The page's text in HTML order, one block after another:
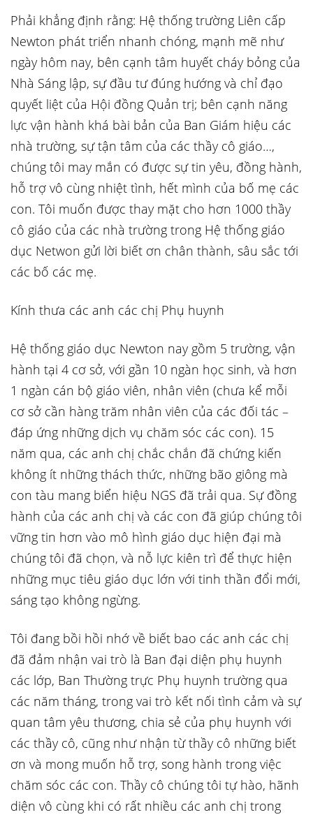
Phải khẳng định rằng: Hệ thống trường Liên cấp
Newton phát triển nhanh chóng, mạnh mẽ như
ngày hôm nay, bên cạnh tâm huyết cháy bỏng của
Nhà Sáng lập, sự đầu tư đúng hướng và chỉ đạo
quyết liệt của Hội đồng Quản trị; bên cạnh năng
lực vận hành khá bài bản của Ban Giám hiệu các
nhà trường, sự tận tâm của các thầy cô giáo…,
chúng tôi may mắn có được sự tin yêu, đồng hành,
hỗ trợ vô cùng nhiệt tình, hết mình của bố mẹ các
con. Tôi muốn được thay mặt cho hơn 1000 thầy
cô giáo của các nhà trường trong Hệ thống giáo
dục Netwon gửi lời biết ơn chân thành, sâu sắc tới
các bố các mẹ.
Kính thưa các anh các chị Phụ huynh
Hệ thống giáo dục Newton nay gồm 5 trường, vận
hành tại 4 cơ sở, với gần 10 ngàn học sinh, và hơn
1 ngàn cán bộ giáo viên, nhân viên (chưa kể mỗi
cơ sở cần hàng trăm nhân viên của các đối tác –
đáp ứng những dịch vụ chăm sóc các con). 15
năm qua, các anh chị chắc chắn đã chứng kiến
không ít những thách thức, những bão giông mà
con tàu mang biển hiệu NGS đã trải qua. Sự đồng
hành của các anh chị và các con đã giúp chúng tôi
vững tin hơn vào mô hình giáo dục hiện đại mà
chúng tôi đã chọn, và nỗ lực kiên trì để thực hiện
những mục tiêu giáo dục lớn với tinh thần đổi mới,
sáng tạo không ngừng.
Tôi đang bồi hồi nhớ về biết bao các anh các chị
đã đảm nhận vai trò là Ban đại diện phụ huynh
các lớp, Ban Thường trực Phụ huynh trường qua
các năm tháng, trong vai trò kết nối tình cảm và sự
quan tâm yêu thương, chia sẻ của phụ huynh với
các thầy cô, cũng như nhận từ thầy cô những biết
ơn và mong muốn hỗ trợ, song hành trong việc
chăm sóc các con. Thầy cô chúng tôi tự hào, hãnh
diện vô cùng khi có rất nhiều các anh chị trong